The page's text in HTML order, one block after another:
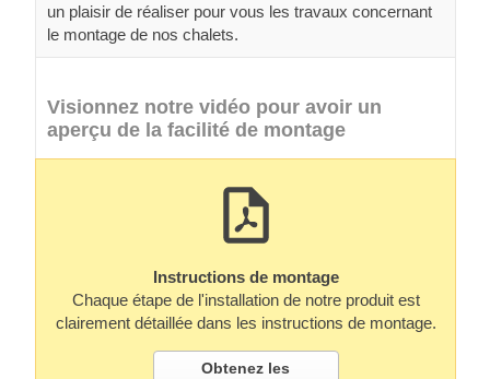
un plaisir de réaliser pour vous les travaux concernant
le montage de nos chalets.
Visionnez notre vidéo pour avoir un
aperçu de la facilité de montage
Instructions de montage
Chaque étape de l'installation de notre produit est
clairement détaillée dans les instructions de montage.
Obtenez les